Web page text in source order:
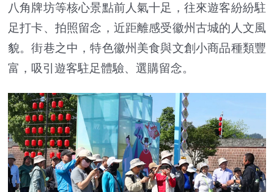
八角牌坊等核心景點前人氣十足，往來遊客紛紛駐
足打卡、拍照留念，近距離感受徽州古城的人文風
貌。街巷之中，特色徽州美食與文創小商品種類豐
富，吸引遊客駐足體驗、選購留念。